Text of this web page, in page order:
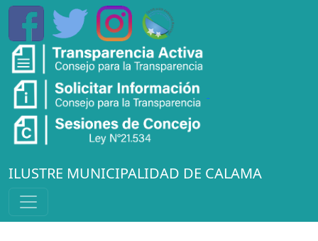
ILUSTRE MUNICIPALIDAD DE CALAMA